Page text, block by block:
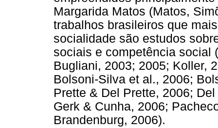
Margarida Matos (Matos,
trabalhos brasileiros que
socialidade são estudos
sociais e competência social
Bugliani, 2003; 2005; Koller,
Bolsoni-Silva et al., 2006;
Prette & Del Prette, 2006;
Gerk & Cunha, 2006;
Brandenburg, 2006).